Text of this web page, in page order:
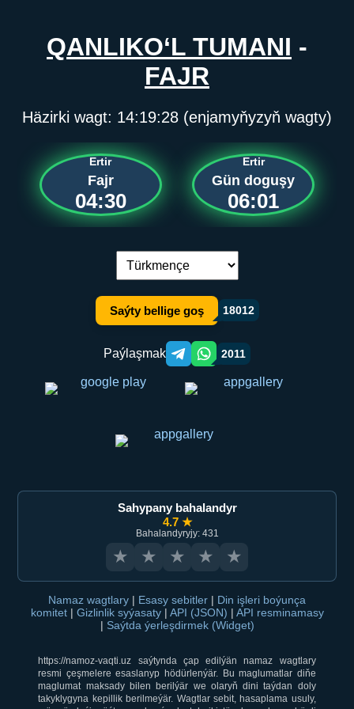
QANLIKO‘L TUMANI -
FAJR
Häzirki wagt: 14:19:28 (enjamyňyzyň wagty)
Ertir
Fajr
04:30
Ertir
Gün doguşy
06:01
Dil çalşyryş:
Saýty bellige goş 18012
Paýlaşmak Telegram orqali ulashish
WhatsApp orqali ulashish
2011
Sahypany bahalandyr
4.7 ★
Bahalandyryjy: 431
★ ★ ★ ★ ★
Namaz wagtlary | Esasy sebitler | Din işleri boýunça
komitet | Gizlinlik syýasaty | API (JSON) | API resminamasy
| Saýtda ýerleşdirmek (Widget)
https://namoz-vaqti.uz saýtynda çap edilýän namaz wagtlary
resmi çeşmelere esaslanyp hödürlenýär. Bu maglumatlar diňe
maglumat maksady bilen berilýär we olaryň dini taýdan doly
takyklygyna kepillik berilmeýär. Wagtlar sebit, hasaplama usuly,